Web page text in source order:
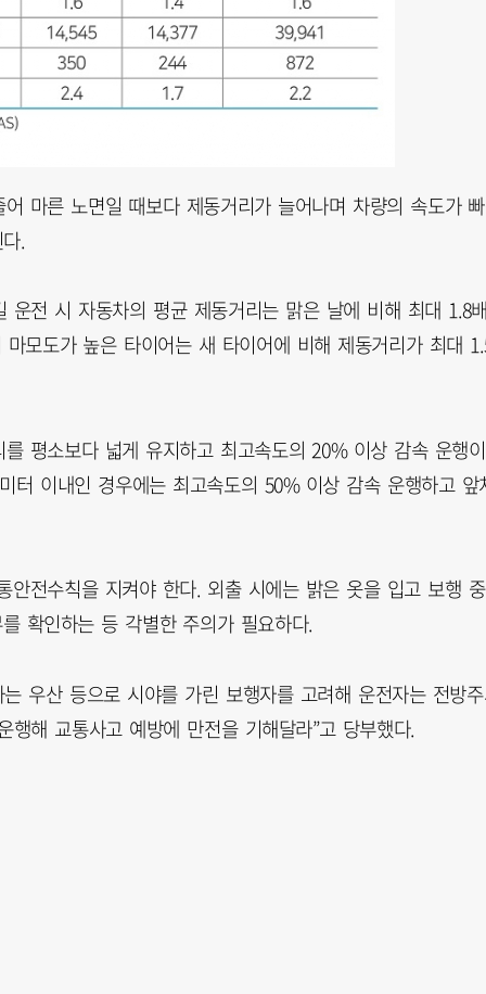
마른 노면일 때보다 제동거리가 늘어나며 차량의 속도가
.
운전 시 자동차의 평균 제동거리는 맑은 날에 비해 최대 1.8배
모도가 높은 타이어는 새 타이어에 비해 제동거리가 최대
평소보다 넓게 유지하고 최고속도의 20% 이상 감속 운행이
터 이내인 경우에는 최고속도의 50% 이상 감속 운행하고 앞
전수칙을 지켜야 한다. 외출 시에는 밝은 옷을 입고 보행 중
확인하는 등 각별한 주의가 필요하다.
우산 등으로 시야를 가린 보행자를 고려해 운전자는 전방
해 교통사고 예방에 만전을 기해달라”고 당부했다.